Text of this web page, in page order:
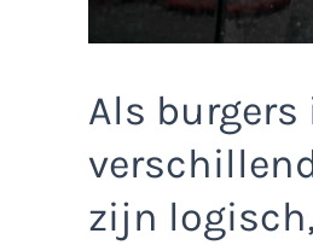
Als burgers
zijn